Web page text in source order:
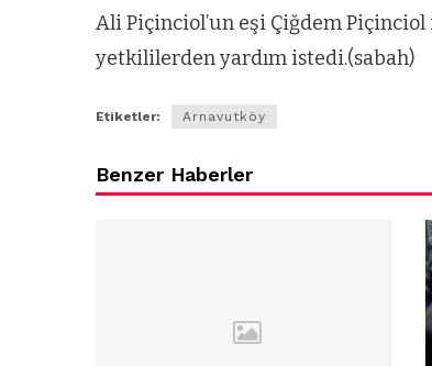
Ali Piçinciol’un eşi Çiğdem
yetkililerden yardım istedi.(sabah)
Etiketler: Arnavutköy
Benzer Haberler